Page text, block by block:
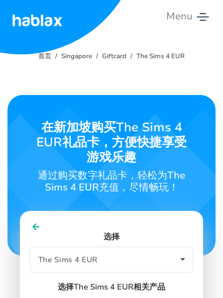
Menu
服
中文
SIGN INSIGN UP
首页 Singapore Giftcard The Sims 4 EUR
在新加坡购买The Sims 4
EUR礼品卡，方便快捷享受
游戏乐趣
通过购买数字礼品卡，轻松为The
Sims 4 EUR充值，尽情畅玩！
选择
选择The Sims 4 EUR相关产品